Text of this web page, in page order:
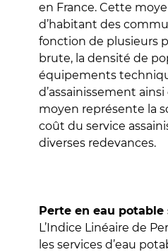
en France. Cette
d’habitant des
fonction de plusieurs
brute, la densité de
équipements
d’assainissement
moyen représente la
coût du service
diverses redevances.
Perte en eau potable
L’Indice Linéaire de
les services d’eau